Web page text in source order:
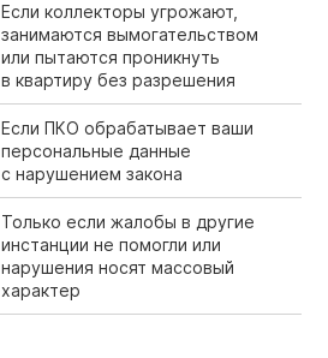
Если коллекторы угрожают,
занимаются вымогательством
или пытаются проникнуть
в квартиру без разрешения
Если ПКО обрабатывает ваши
персональные данные
с нарушением закона
Только если жалобы в другие
инстанции не помогли или
нарушения носят массовый
характер